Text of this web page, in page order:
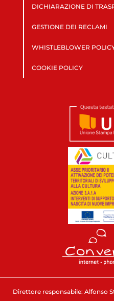
DICHIARAZIONE DI
GESTIONE DEI RECLAMI
WHISTLEBLOWER
COOKIE POLICY
Direttore responsabile: Alfonso